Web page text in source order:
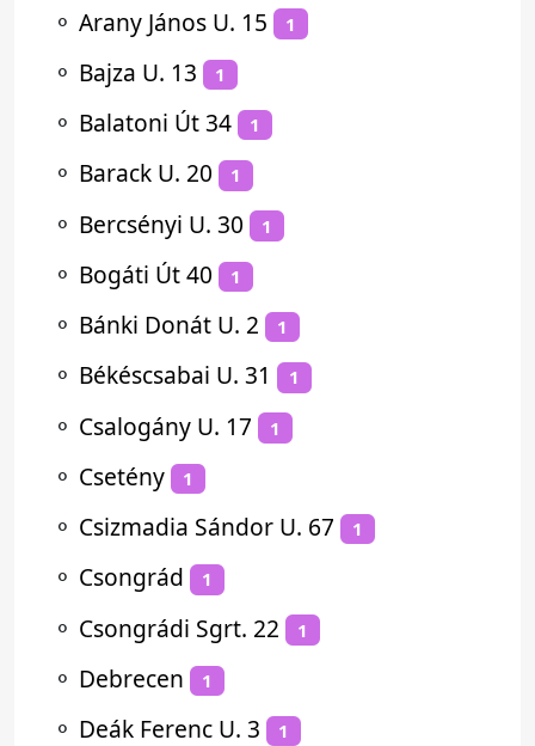
⚬ Arany János U. 15 1
⚬ Bajza U. 13 1
⚬ Balatoni Út 34 1
⚬ Barack U. 20 1
⚬ Bercsényi U. 30 1
⚬ Bogáti Út 40 1
⚬ Bánki Donát U. 2 1
⚬ Békéscsabai U. 31 1
⚬ Csalogány U. 17 1
⚬ Csetény 1
⚬ Csizmadia Sándor U. 67 1
⚬ Csongrád 1
⚬ Csongrádi Sgrt. 22 1
⚬ Debrecen 1
⚬ Deák Ferenc U. 3 1